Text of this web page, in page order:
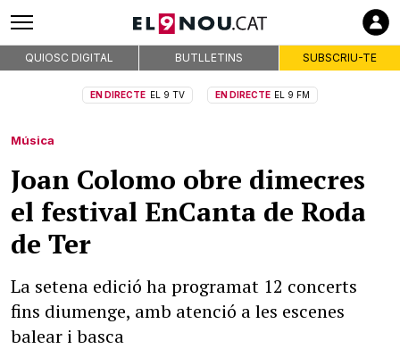
QUIOSC DIGITAL BUTLLETINS SUBSCRIU-TE
EN DIRECTE EL 9 TV EN DIRECTE EL 9 FM
Música
Joan Colomo obre dimecres
el festival EnCanta de Roda
de Ter
La setena edició ha programat 12 concerts
fins diumenge, amb atenció a les escenes
balear i basca